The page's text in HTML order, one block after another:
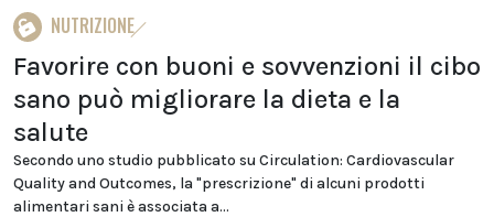
NUTRIZIONE
Favorire con buoni e sovvenzioni il cibo
sano può migliorare la dieta e la
salute
Secondo uno studio pubblicato su Circulation: Cardiovascular
Quality and Outcomes, la "prescrizione" di alcuni prodotti
alimentari sani è associata a...